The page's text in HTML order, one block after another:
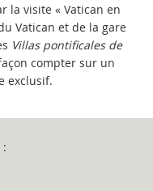
la visite « Vatican en
Vatican et de la gare
Villas pontificales de
compter sur un
exclusif.